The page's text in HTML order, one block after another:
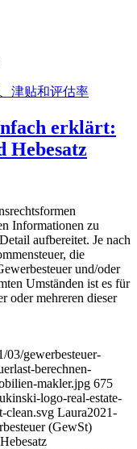
erklärt:
Hebesatz
Informationen zu
aufbereitet. Je nach
die
und/oder
Umständen ist es für
oder mehreren dieser
03/gewerbesteuer-
berechnen-
makler.jpg 675
logo-real-estate-
clean.svg Laura2021-
(GewSt)